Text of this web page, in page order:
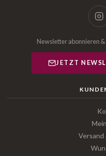
Newsletter abonnieren
JETZT
Versand